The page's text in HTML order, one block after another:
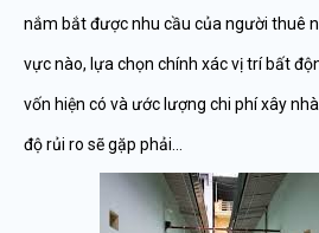
nắm bắt được nhu cầu của người thuê
vực nào, lựa chọn chính xác vị trí bất
vốn hiện có và ước lượng chi phí xây
độ rủi ro sẽ gặp phải…